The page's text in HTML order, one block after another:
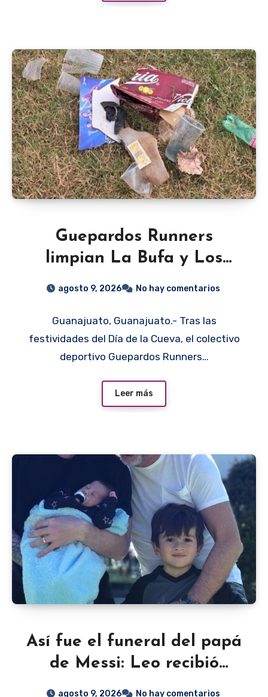
Guepardos Runners
limpian La Bufa y Los
agosto 9, 2026 No hay comentarios
Guanajuato, Guanajuato.- Tras las
festividades del Día de la Cueva, el colectivo
deportivo Guepardos Runners…
Leer más
Así fue el funeral del papá
de Messi: Leo recibió
muestras de cariño de sus
agosto 9, 2026 No hay comentarios